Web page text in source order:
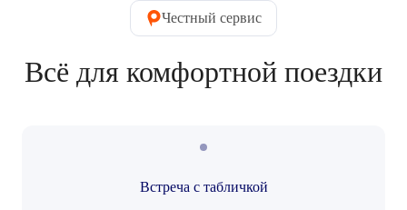
Честный сервис
Всё для комфортной поездки
Встреча с табличкой